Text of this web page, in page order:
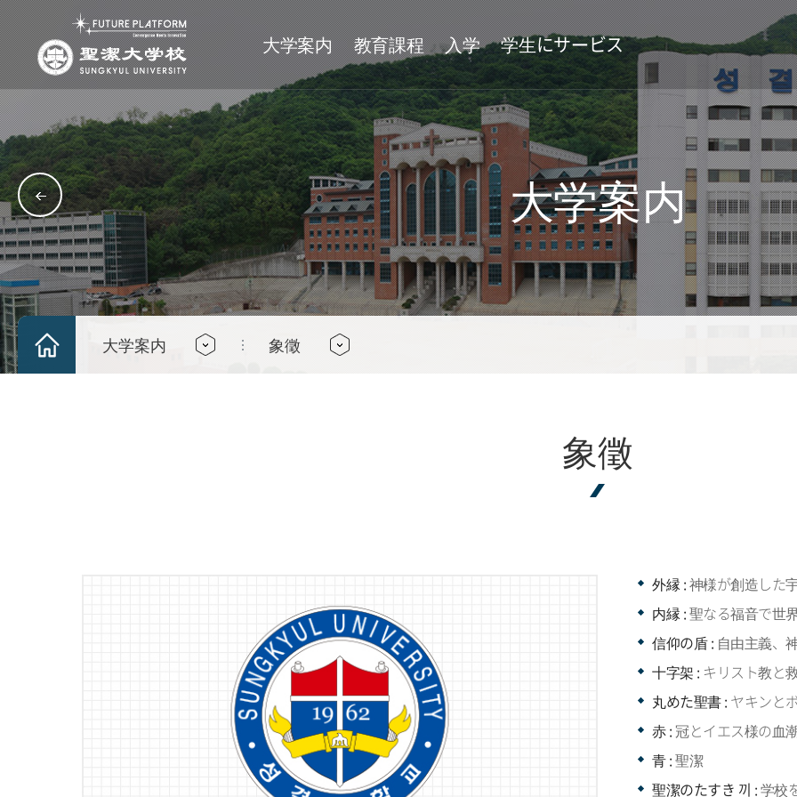
大学案内
理念 沿革
沿革
象徵 附屬施設
付属機関
付設機関
キャンパス案内
キャンパスツアー
アクセスマップ
教育課程
単科大学
神学大学
人文大学
社会科学大学
グローバル経営技術大
師範大学
IT工科大学
芸術大学
大学院
一般大学院
神学専門大学院
社会福祉大学院
経営行政大学院
入学
大学 大学院
学生にサービス
サークル
基督分科
文化分科
芸能分科
体育分科
学術/奉仕分科
学士日程 姉妹大学及び交換学生
大学案内
大学案内 象徵
象徵
外縁 :神様が創造した
内縁 :聖なる福音で世
信仰の盾 : 自由主義、
十字架 : キリスト教と
丸めた聖書 : ヤキンと
赤 :冠とイエス様の血
青 :聖潔
聖潔のたすき 끼 :学校